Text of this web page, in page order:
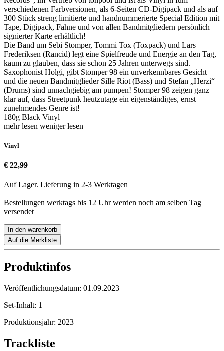
verschiedenen Farbversionen, als 6-Seiten CD-Digipack und als auf
300 Stück streng limitierte und handnummerierte Special Edition mit
Tape, Digipack, Fahne und von allen Bandmitgliedern persönlich
signierter Karte erhältlich!
Die Band um Sebi Stomper, Tommi Tox (Toxpack) und Lars
Frederiksen (Rancid) legt eine Spielfreude und Energie an den Tag,
kaum zu glauben, dass sie schon 25 Jahren unterwegs sind.
Saxophonist Holgi, gibt Stomper 98 ein unverkennbares Gesicht
und die neuen Bandmitglieder Sille Riot (Bass) und Stefan „Herzi“
(Drums) sind unnachgiebig am pumpen! Stomper 98 zeigen ganz
klar auf, dass Streetpunk heutzutage ein eigenständiges, ernst
zunehmendes Genre ist!
180g Black Vinyl
mehr lesen weniger lesen
Vinyl
€ 22,99
Auf Lager. Lieferung in 2-3 Werktagen
Bestellungen werktags bis 12 Uhr werden noch am selben Tag
versendet
In den warenkorb
Auf die Merkliste
Produktinfos
Veröffentlichungsdatum: 01.09.2023
Set-Inhalt: 1
Produktionsjahr: 2023
Trackliste